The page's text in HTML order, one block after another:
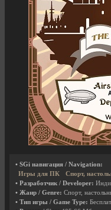
• SGi навигация / Navigation:
Игры для ПК
Спорт,
• Разработчик / Developer:
• Жанр / Genre: Спорт,
• Тип игры / Game Type: